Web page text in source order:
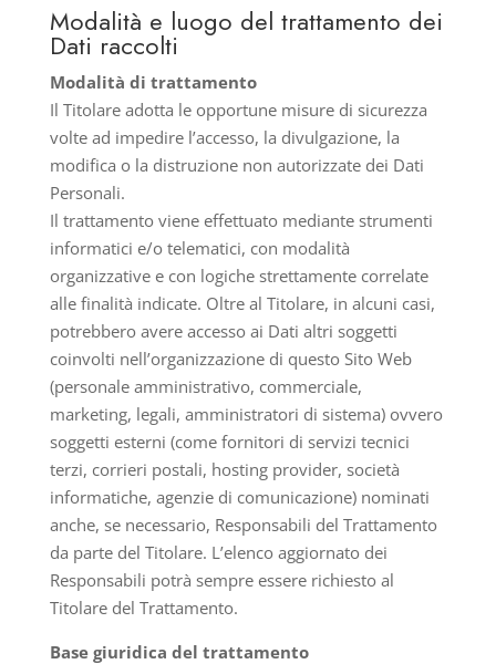
Modalità e luogo del trattamento dei
Dati raccolti
Modalità di trattamento
Il Titolare adotta le opportune misure di sicurezza
volte ad impedire l’accesso, la divulgazione, la
modifica o la distruzione non autorizzate dei Dati
Personali.
Il trattamento viene effettuato mediante strumenti
informatici e/o telematici, con modalità
organizzative e con logiche strettamente correlate
alle finalità indicate. Oltre al Titolare, in alcuni casi,
potrebbero avere accesso ai Dati altri soggetti
coinvolti nell’organizzazione di questo Sito Web
(personale amministrativo, commerciale,
marketing, legali, amministratori di sistema) ovvero
soggetti esterni (come fornitori di servizi tecnici
terzi, corrieri postali, hosting provider, società
informatiche, agenzie di comunicazione) nominati
anche, se necessario, Responsabili del Trattamento
da parte del Titolare. L’elenco aggiornato dei
Responsabili potrà sempre essere richiesto al
Titolare del Trattamento.
Base giuridica del trattamento